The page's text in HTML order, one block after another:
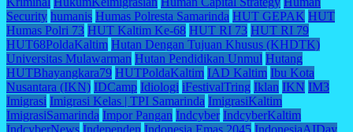
Security humanis Humas Polresta Samarinda HUT GEPAK HUT
Humas Polri 73 HUT Kaltim Ke-68 HUT RI 73 HUT RI 79
HUT68PoldaKaltim Hutan Dengan Tujuan Khusus (KHDTK)
Universitas Mulawarman Hutan Pendidikan Unmul Hutang
HUTBhayangkara79 HUTPoldaKaltim IAD Kaltim Ibu Kota
Nusantara (IKN) IDCamp Idiologi iFestivalTring Iklan IKN IM3
Imigrasi Imigrasi Kelas | TPI Samarinda ImigrasiKaltim
ImigrasiSamarinda Impor Pangan Indcyber IndcyberKaltim
IndcyberNews Independen Indonesia Emas 2045 IndonesiaAIDay